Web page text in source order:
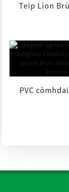
peataichean,
Teip Lìon
PVC
mogaill